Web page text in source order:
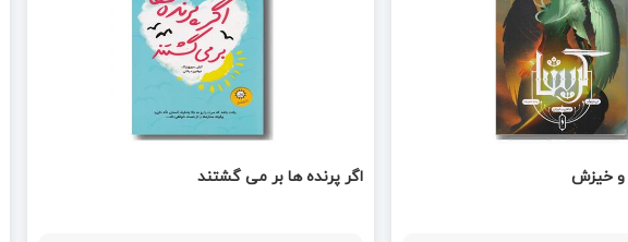
اگر پرنده ها بر می گشتند